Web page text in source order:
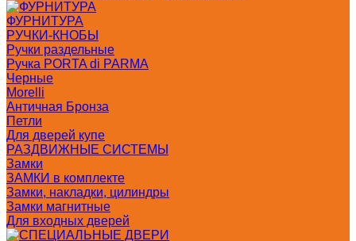
ФУРНИТУРА
РУЧКИ-КНОБЫ
Ручки раздельные
Ручка PORTA di PARMA
Черные
Morelli
Античная Бронза
Петли
Для дверей купе
РАЗДВИЖНЫЕ СИСТЕМЫ
Замки
ЗАМКИ в комплекте
Замки, накладки, цилиндры
Замки магнитные
Для входных дверей